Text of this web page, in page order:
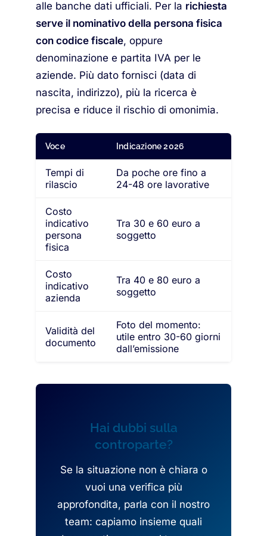
alle banche dati ufficiali. Per la richiesta
serve il nominativo della persona fisica
con codice fiscale, oppure
denominazione e partita IVA per le
aziende. Più dato fornisci (data di
nascita, indirizzo), più la ricerca è
precisa e riduce il rischio di omonimia.
Voce Indicazione 2026
Tempi di
rilascio
Da poche ore fino a
24-48 ore lavorative
Costo
indicativo
persona
fisica
Tra 30 e 60 euro a
soggetto
Costo
indicativo
azienda
Tra 40 e 80 euro a
soggetto
Validità del
documento
Foto del momento:
utile entro 30-60 giorni
dall’emissione
Hai dubbi sulla
controparte?
Se la situazione non è chiara o
vuoi una verifica più
approfondita, parla con il nostro
team: capiamo insieme quali